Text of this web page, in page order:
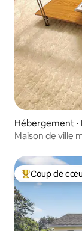
Hébergement ⋅
Maison de ville
Coups de
Coup de